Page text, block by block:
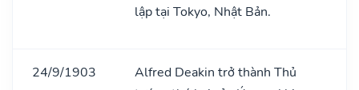
lập tại Tokyo, Nhật Bản.
24/9/1903
Alfred Deakin trở thành Thủ